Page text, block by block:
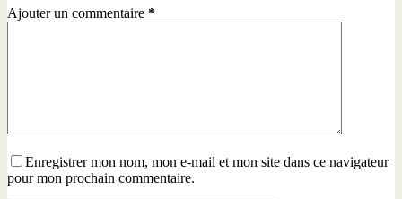
Ajouter un commentaire *
Enregistrer mon nom, mon e-mail et mon site dans ce navigateur
pour mon prochain commentaire.